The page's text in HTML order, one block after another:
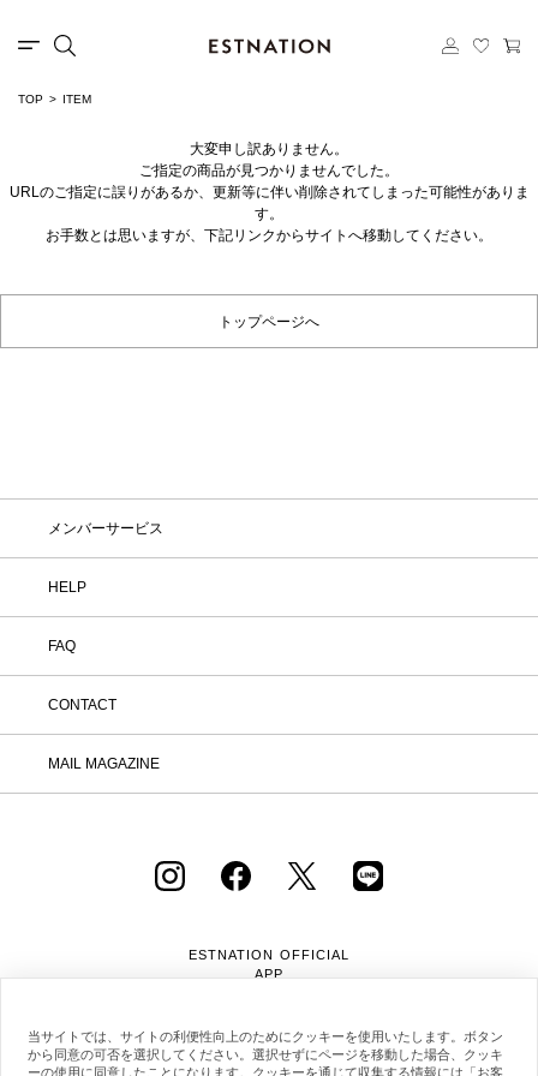
TOP ITEM
大変申し訳ありません。
ご指定の商品が見つかりませんでした。
URLのご指定に誤りがあるか、更新等に伴い削除されてしまった可能性がありま
す。
お手数とは思いますが、下記リンクからサイトへ移動してください。
トップページへ
メンバーサービス
HELP
FAQ
CONTACT
MAIL MAGAZINE
ESTNATION OFFICIAL
APP
当サイトでは、サイトの利便性向上のためにクッキーを使用いたします。ボタン
から同意の可否を選択してください。選択せずにページを移動した場合、クッキ
ーの使用に同意したことになります。クッキーを通じて収集する情報には「お客